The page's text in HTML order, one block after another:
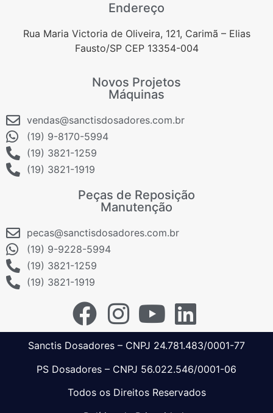
Endereço
Rua Maria Victoria de Oliveira, 121, Carimã – Elias
Fausto/SP CEP 13354-004
Novos Projetos
Máquinas
vendas@sanctisdosadores.com.br
(19) 9-8170-5994
(19) 3821-1259
(19) 3821-1919
Peças de Reposição
Manutenção
pecas@sanctisdosadores.com.br
(19) 9-9228-5994
(19) 3821-1259
(19) 3821-1919
Sanctis Dosadores – CNPJ 24.781.483/0001-77
PS Dosadores – CNPJ 56.022.546/0001-06
Todos os Direitos Reservados